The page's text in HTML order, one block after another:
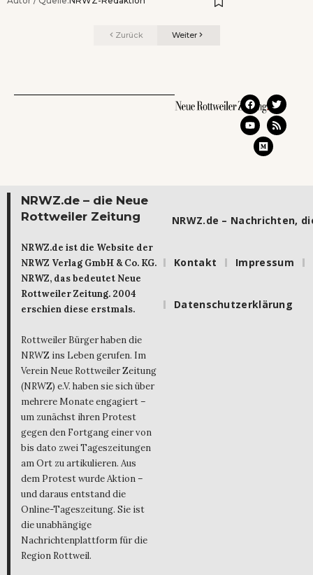
Zurück Weiter
NRWZ.de – die Neue
Rottweiler Zeitung
NRWZ.de ist die Website der
NRWZ Verlag GmbH & Co. KG.
NRWZ, das bedeutet Neue
Rottweiler Zeitung. 2004
erschien diese erstmals.
Rottweiler Bürger haben die
NRWZ ins Leben gerufen. Im
Verein Neue Rottweiler Zeitung
(NRWZ) e.V. haben sie sich über
mehrere Monate engagiert –
um zunächst ihren Protest
gegen den Fortgang einer von
bis dato zwei Tageszeitungen
am Ort zu artikulieren. Aus
dem Protest wurde Aktion –
und daraus entstand die
Online-Tageszeitung. Sie ist
die unabhängige
Nachrichtenplattform für die
Region Rottweil.
NRWZ.de – Nachrichten,
Kontakt Impressum
Datenschutzerklärung